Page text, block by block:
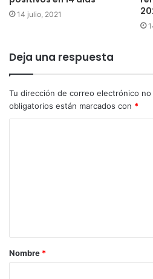
14 julio, 2021
Deja una respuesta
Tu dirección de correo electrónico no
obligatorios están marcados con *
Nombre *